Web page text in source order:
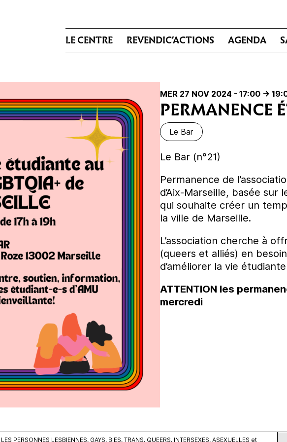
LE CENTRE REVENDIC’ACTIONS AGENDA
MER 27 NOV 2024 - 17:00 ->
PERMANENCE
Le Bar
Le Bar (n°21)
Permanence de
d’Aix-Marseille, basée sur
qui souhaite créer un
la ville de Marseille.
L’association cherche à
(queers et alliés) en
d’améliorer la vie
ATTENTION les
mercredi
PERSONNES LESBIENNES, GAYS, BIES, TRANS, QUEERS, INTERSEXES, ASEXUELLES et